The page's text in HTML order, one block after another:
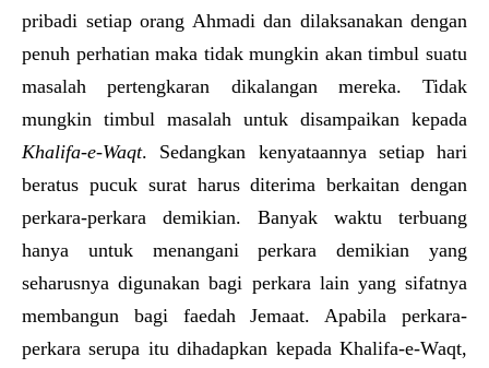
pribadi setiap orang Ahmadi dan dilaksanakan dengan
penuh perhatian maka tidak mungkin akan timbul suatu
masalah pertengkaran dikalangan mereka. Tidak
mungkin timbul masalah untuk disampaikan kepada
Khalifa-e-Waqt. Sedangkan kenyataannya setiap hari
beratus pucuk surat harus diterima berkaitan dengan
perkara-perkara demikian. Banyak waktu terbuang
hanya untuk menangani perkara demikian yang
seharusnya digunakan bagi perkara lain yang sifatnya
membangun bagi faedah Jemaat. Apabila perkara-
perkara serupa itu dihadapkan kepada Khalifa-e-Waqt,